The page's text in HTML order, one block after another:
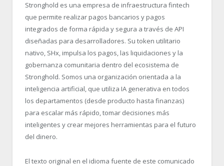
Stronghold es una empresa de infraestructura fintech
que permite realizar pagos bancarios y pagos
integrados de forma rápida y segura a través de API
diseñadas para desarrolladores. Su token utilitario
nativo, SHx, impulsa los pagos, las liquidaciones y la
gobernanza comunitaria dentro del ecosistema de
Stronghold. Somos una organización orientada a la
inteligencia artificial, que utiliza IA generativa en todos
los departamentos (desde producto hasta finanzas)
para escalar más rápido, tomar decisiones más
inteligentes y crear mejores herramientas para el futuro
del dinero.
El texto original en el idioma fuente de este comunicado